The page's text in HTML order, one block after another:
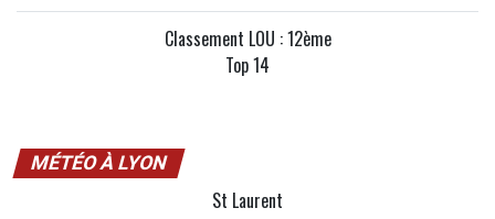
Classement LOU : 12ème
Top 14
MÉTÉO À LYON
St Laurent